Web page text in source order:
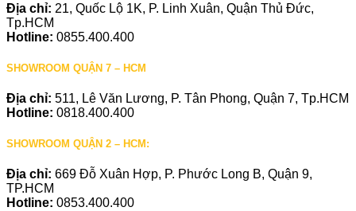
Địa chỉ: 21, Quốc Lộ 1K, P. Linh Xuân, Quận Thủ Đức,
Tp.HCM
Hotline: 0855.400.400
SHOWROOM QUẬN 7 – HCM
Địa chỉ: 511, Lê Văn Lương, P. Tân Phong, Quận 7, Tp.HCM
Hotline: 0818.400.400
SHOWROOM QUẬN 2 – HCM:
Địa chỉ: 669 Đỗ Xuân Hợp, P. Phước Long B, Quận 9,
TP.HCM
Hotline: 0853.400.400